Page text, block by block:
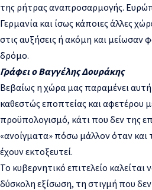
της ρήτρας αναπροσαρμογής.
Γερμανία και ίσως κάποιες άλλες
στις αυξήσεις ή ακόμη και μείωσαν
δρόμο.
Γράφει ο Βαγγέλης Δουράκης
Βεβαίως η χώρα μας παραμένει
καθεστώς εποπτείας και αφετέρου
προϋπολογισμό, κάτι που δεν της
«ανοίγματα» πόσω μάλλον όταν και
έχουν εκτοξευτεί.
Το κυβερνητικό επιτελείο καλείται
δύσκολη εξίσωση, τη στιγμή που δεν